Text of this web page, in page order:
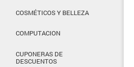
COSMÉTICOS Y BELLEZA
COMPUTACION
CUPONERAS DE
DESCUENTOS